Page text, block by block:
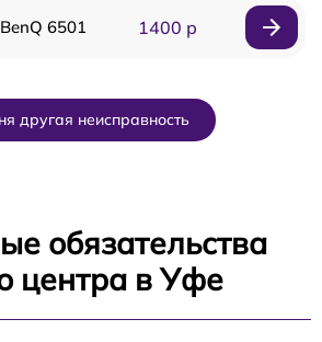
6501 1400 р
другая неисправность
обязательства
центра в Уфе